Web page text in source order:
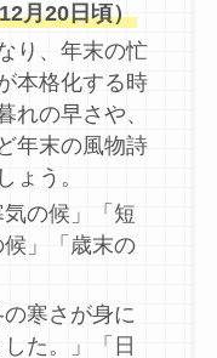
月20日頃）
り、年末の忙
本格化する時
れの早さや、
年末の風物詩
ょう。
気の候」「短
候」「歳末の
の寒さが身に
た。」「日